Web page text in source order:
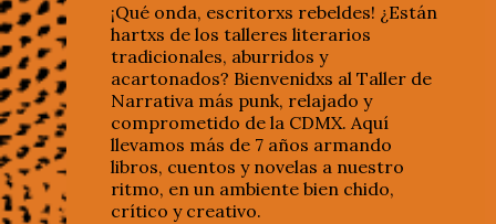
¡Qué onda, escritorxs rebeldes! ¿Están
hartxs de los talleres literarios
tradicionales, aburridos y
acartonados? Bienvenidxs al Taller de
Narrativa más punk, relajado y
comprometido de la CDMX. Aquí
llevamos más de 7 años armando
libros, cuentos y novelas a nuestro
ritmo, en un ambiente bien chido,
crítico y creativo.